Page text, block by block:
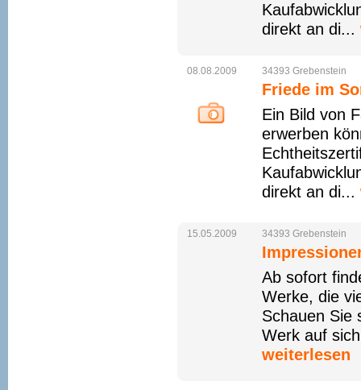
direkt an di...
08.08.2009 34393 Grebenstein
Friede im
Ein Bild von
erwerben
direkt an di...
15.05.2009 34393 Grebenstein
Ab sofort
Werke, die
Schauen Sie
Werk auf
weiterlesen